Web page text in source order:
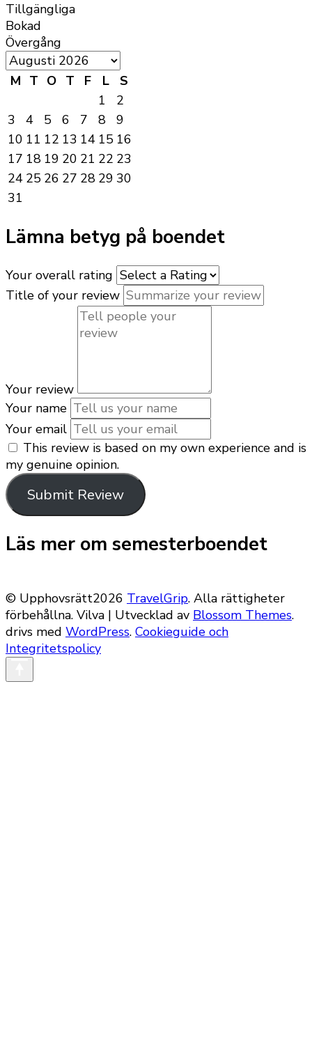
Tillgängliga
Bokad
Övergång
M T O T F L
S
1
2
3
4 5 6 7 8
9
10 11 12 13 14 15 16
17 18 19 20 21 22 23
24 25 26 27 28 29 30
31
Lämna betyg på boendet
Your overall rating
Title of your review
Your review
Your name
Your email
This review is based on my own experience and is
my genuine opinion.
Submit Review
Läs mer om semesterboendet
© Upphovsrätt2026 TravelGrip. Alla rättigheter
förbehållna. Vilva | Utvecklad av Blossom Themes.
drivs med WordPress. Cookieguide och
Integritetspolicy